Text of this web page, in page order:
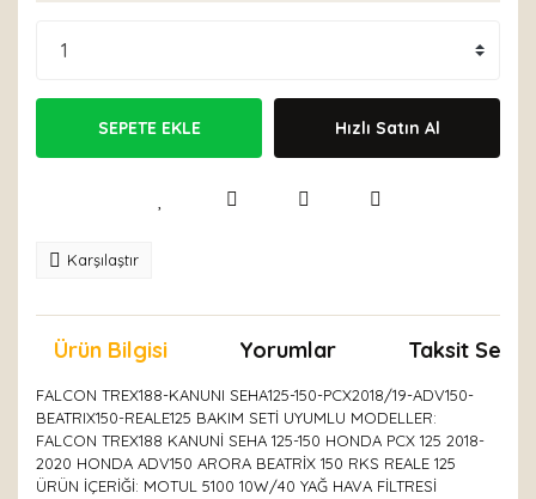
SEPETE EKLE Hızlı Satın Al
Karşılaştır
Ürün Bilgisi Yorumlar Taksit
FALCON TREX188-KANUNI SEHA125-150-PCX2018/19-ADV150-
BEATRIX150-REALE125 BAKIM SETİ UYUMLU MODELLER:
FALCON TREX188 KANUNİ SEHA 125-150 HONDA PCX 125 2018-
2020 HONDA ADV150 ARORA BEATRİX 150 RKS REALE 125
ÜRÜN İÇERİĞİ: MOTUL 5100 10W/40 YAĞ HAVA FİLTRESİ